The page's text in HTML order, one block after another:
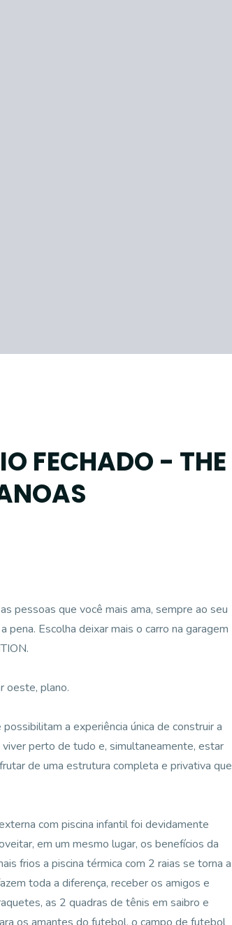
FECHADO - THE
pessoas que você mais ama, sempre ao seu
pena. Escolha deixar mais o carro na garagem
oeste, plano.
a experiência única de construir a
perto de tudo e, simultaneamente, estar
de uma estrutura completa e privativa que
com piscina infantil foi devidamente
em um mesmo lugar, os benefícios da
frios a piscina térmica com 2 raias se torna a
toda a diferença, receber os amigos e
as 2 quadras de tênis em saibro e